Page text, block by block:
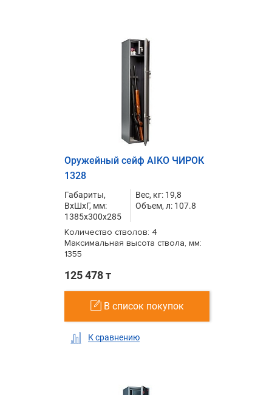
Оружейный сейф AIKO ЧИРОК
1328
Габариты,
ВxШxГ, мм:
1385x300x285
Вес, кг: 19,8
Объем, л: 107.8
Количество стволов: 4
Максимальная высота ствола, мм:
1355
125 478 т
В список покупок
К сравнению